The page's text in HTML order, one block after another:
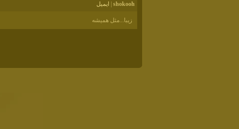
shokooh ايميل
زیبا...مثل همیشه